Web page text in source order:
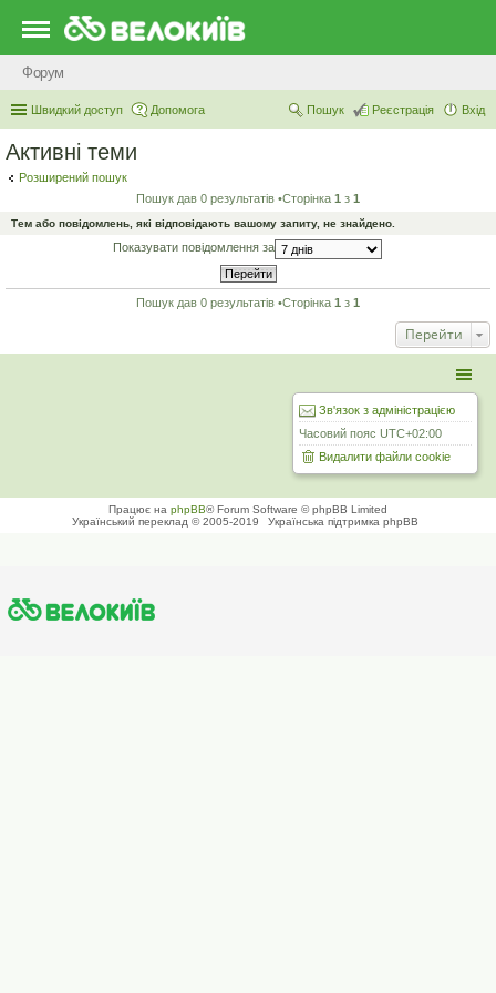
Форум
Швидкий доступ Допомога Вхід
Реєстрація
Пошук
Активні теми
Розширений пошук
Пошук дав 0 результатів •Сторінка 1 з 1
Тем або повідомлень, які відповідають вашому запиту, не знайдено.
Показувати повідомлення за
Пошук дав 0 результатів •Сторінка 1 з 1
Перейти
Зв'язок з адміністрацією
Часовий пояс UTC+02:00
Видалити файли cookie
Працює на phpBB® Forum Software © phpBB Limited
Український переклад © 2005-2019
Українська підтримка phpBB